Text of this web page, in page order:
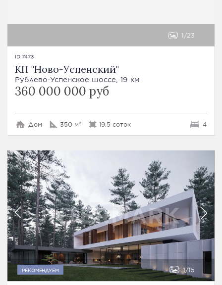
1 23
ID 7473
КП "Ново-Успенский"
Рублево-Успенское шоссе, 19 км
360 000 000 руб
Дом 350 м² 19.5 соток 4
РЕКОМЕНДУЕМ 1 15